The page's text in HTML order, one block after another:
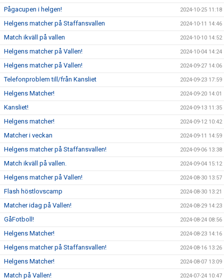
Pågacupen i helgen! 2024-10-25 11:18
Helgens matcher på Staffansvallen 2024-10-11 14:46
Match ikväll på vallen 2024-10-10 14:52
Helgens matcher på Vallen! 2024-10-04 14:24
Helgens matcher på Vallen! 2024-09-27 14:06
Telefonproblem till/från Kansliet 2024-09-23 17:59
Helgens Matcher! 2024-09-20 14:01
Kansliet! 2024-09-13 11:35
Helgens matcher! 2024-09-12 10:42
Matcher i veckan 2024-09-11 14:59
Helgens matcher på Staffansvallen! 2024-09-06 13:38
Match ikväll på vallen. 2024-09-04 15:12
Helgens matcher på Vallen! 2024-08-30 13:57
Flash höstlovscamp 2024-08-30 13:21
Matcher idag på Vallen! 2024-08-29 14:23
GåFotboll! 2024-08-24 08:56
Helgens Matcher! 2024-08-23 14:16
Helgens matcher på Staffansvallen! 2024-08-16 13:26
Helgens Matcher! 2024-08-07 13:09
Match på Vallen! 2024-07-24 10:47